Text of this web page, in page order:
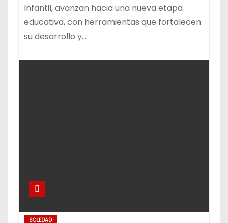
Infantil, avanzan hacia una nueva etapa
educativa, con herramientas que fortalecen
su desarrollo y…
SOLEDAD